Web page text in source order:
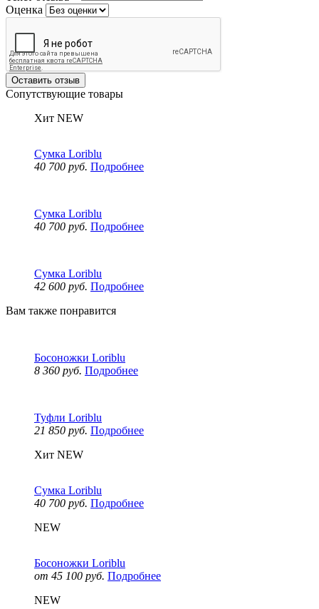
Оценка
Оставить отзыв
Сопутствующие товары
Хит NEW
Сумка Loriblu
40 700 руб. Подробнее
Сумка Loriblu
40 700 руб. Подробнее
Сумка Loriblu
42 600 руб. Подробнее
Вам также понравится
Босоножки Loriblu
8 360 руб. Подробнее
Туфли Loriblu
21 850 руб. Подробнее
Хит NEW
Сумка Loriblu
40 700 руб. Подробнее
NEW
Босоножки Loriblu
от 45 100 руб. Подробнее
NEW